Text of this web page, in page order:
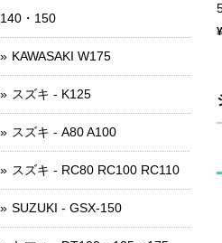
140・150
KAWASAKI W175
スズキ - K125
スズキ - A80 A100
スズキ - RC80 RC100 RC110
SUZUKI - GSX-150